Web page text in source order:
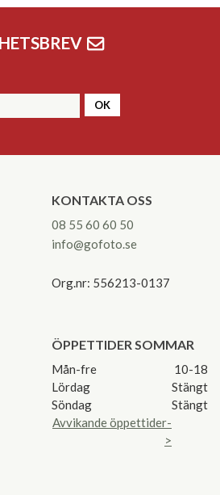
OK
KONTAKTA OSS
08 55 60 60 50
info@gofoto.se
Org.nr: 556213-0137
ÖPPETTIDER SOMMAR
Mån-fre
10-18
Lördag
Stängt
Söndag
Stängt
Avvikande öppettider-
>